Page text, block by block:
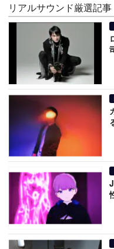
リアルサウンド厳選記事